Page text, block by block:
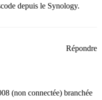
depuis le Synology.
(non connectée) branchée
Répondre